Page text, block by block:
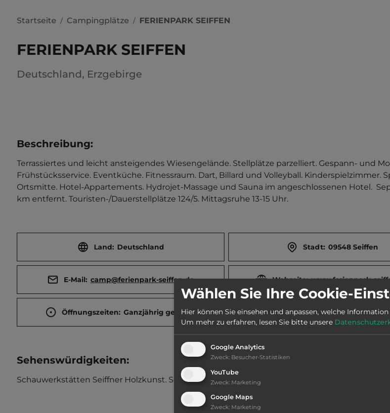
Startseite / Campingplätze / FERIENPARK SEIFFEN
FERIENPARK SEIFFEN
Deutschland, Erzgebirge
Beschreibung:
Terrassiertes und leicht ansteigendes Wiesengelände. Stellplätze parzelliert. Gespann- und
Frühstücksservice. Eventküche. Fitnessraum. Dart, Billard und Volleyball. Kinderspielzimmer.
Ortsmitte. Hotel-Appartements. Hydrojet-Massage und Sauna im angeschlossenen Hotel.
km entfernt. Touristen-/Dauerstellplätze 124/5. Mittagsruhe 13-15 Uhr.
Land: Deutschland Stadt: 09548 Seiffen
E-Mail: camp@ferienpark-seiffen.de Webseite: www.ferienpark-
Öffnungszeiten: Ganzjährig geöffnet Telefon: 0049 37362 1565
Sehenswürdigkeiten:
Schauwerkstätten Seiffner Holzkunst. Sommerrodelbahn. Bergwerk.
Wählen Sie Ihre Cookie-
Hier können Sie einsehen und anpassen, welche
Um mehr zu erfahren, lesen Sie bitte unsere
Google Analytics
Zweck: Besucher-Statistiken
YouTube
Zweck: Marketing
Google Maps
Zweck: Marketing